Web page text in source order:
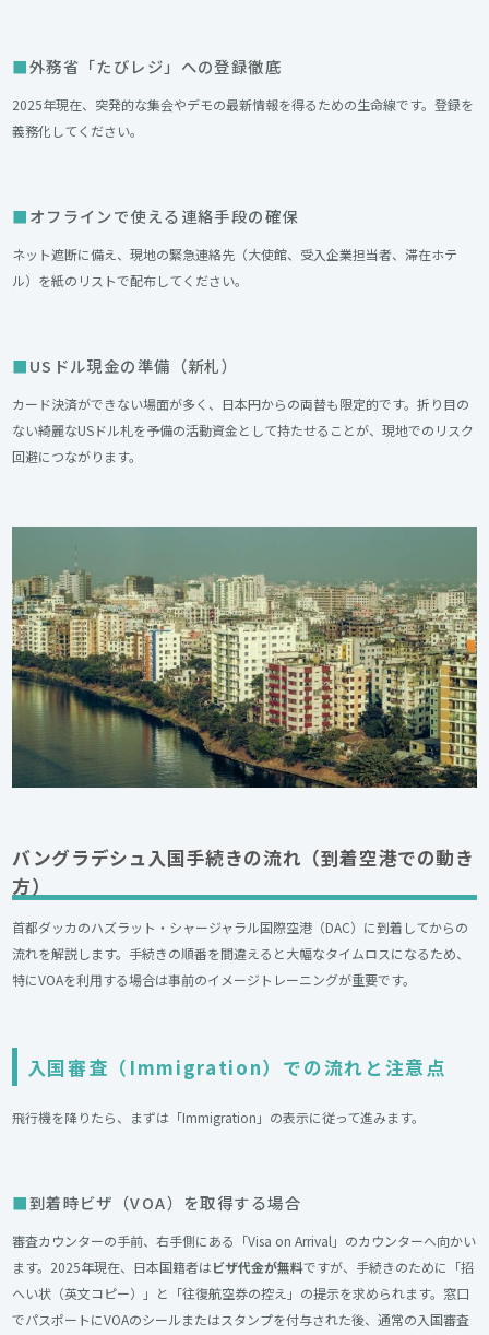
外務省「たびレジ」への登録徹底
2025年現在、突発的な集会やデモの最新情報を得るための生命線です。登録を
義務化してください。
オフラインで使える連絡手段の確保
ネット遮断に備え、現地の緊急連絡先（大使館、受入企業担当者、滞在ホテ
ル）を紙のリストで配布してください。
USドル現金の準備（新札）
カード決済ができない場面が多く、日本円からの両替も限定的です。折り目の
ない綺麗なUSドル札を予備の活動資金として持たせることが、現地でのリスク
回避につながります。
バングラデシュ入国手続きの流れ（到着空港での動き
方）
首都ダッカのハズラット・シャージャラル国際空港（DAC）に到着してからの
流れを解説します。手続きの順番を間違えると大幅なタイムロスになるため、
特にVOAを利用する場合は事前のイメージトレーニングが重要です。
入国審査（Immigration）での流れと注意点
飛行機を降りたら、まずは「Immigration」の表示に従って進みます。
到着時ビザ（VOA）を取得する場合
審査カウンターの手前、右手側にある「Visa on Arrival」のカウンターへ向かい
ます。2025年現在、日本国籍者はビザ代金が無料ですが、手続きのために「招
へい状（英文コピー）」と「往復航空券の控え」の提示を求められます。窓口
でパスポートにVOAのシールまたはスタンプを付与された後、通常の入国審査